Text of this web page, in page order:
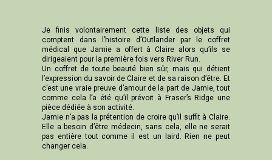
Je finis volontairement cette liste des objets qui
comptent dans l’histoire d’Outlander par le coffret
médical que Jamie a offert à Claire alors qu’ils se
dirigeaient pour la première fois vers River Run.
Un coffret de toute beauté bien sûr, mais qui détient
l’expression du savoir de Claire et de sa raison d’être. Et
c’est une vraie preuve d’amour de la part de Jamie, tout
comme cela l’a été qu’il prévoit à Fraser’s Ridge une
pièce dédiée à son activité.
Jamie n’a pas la prétention de croire qu’il suffit à Claire.
Elle a besoin d’être médecin, sans cela, elle ne serait
pas entière tout comme il est un laird. Rien ne peut
changer cela.